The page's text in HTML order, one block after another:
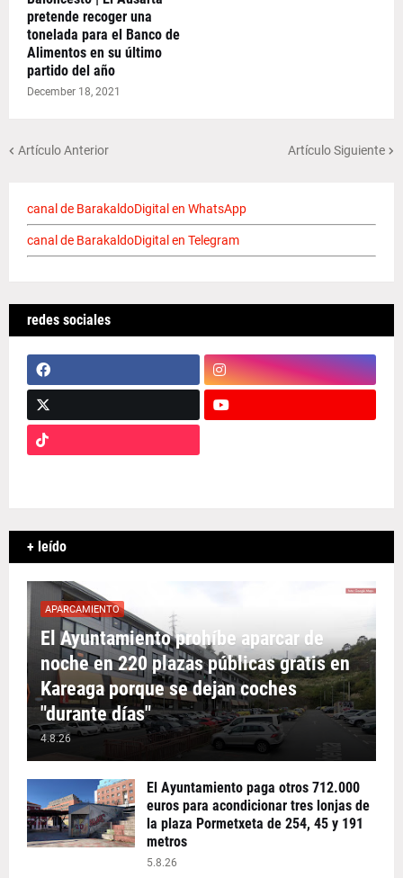
pretende recoger una
tonelada para el Banco de
Alimentos en su último
partido del año
December 18, 2021
Artículo Anterior Artículo Siguiente
canal de BarakaldoDigital en WhatsApp
canal de BarakaldoDigital en Telegram
redes sociales
+ leído
APARCAMIENTO
El Ayuntamiento prohíbe aparcar de
noche en 220 plazas públicas gratis en
Kareaga porque se dejan coches
"durante días"
4.8.26
El Ayuntamiento paga otros 712.000
euros para acondicionar tres lonjas de
la plaza Pormetxeta de 254, 45 y 191
metros
5.8.26